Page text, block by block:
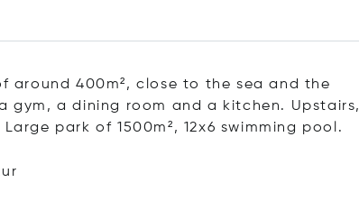
​​around 400m², close to the sea and the
gym, a dining room and a kitchen. Upstairs,
park of 1500m², 12x6 swimming pool.